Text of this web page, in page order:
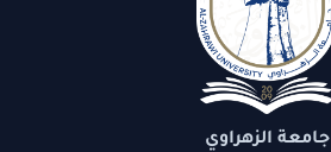
جامعة الزهراوي